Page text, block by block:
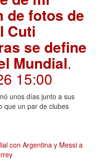
de fotos de
Cuti
se define
Mundial.
15:00
unos días junto a sus
que un par de clubes